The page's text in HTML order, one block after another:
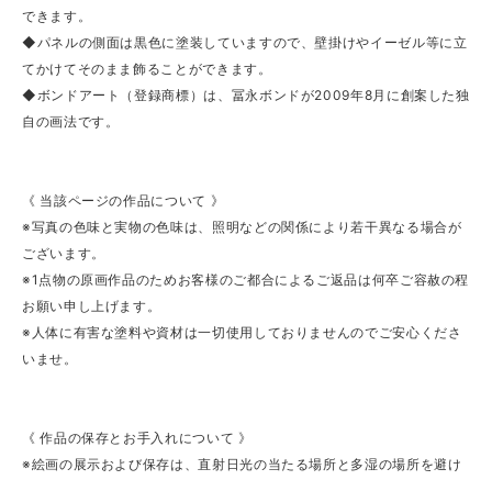
できます。
◆パネルの側面は黒色に塗装していますので、壁掛けやイーゼル等に立
てかけてそのまま飾ることができます。
◆ボンドアート（登録商標）は、冨永ボンドが2009年8月に創案した独
自の画法です。
《 当該ページの作品について 》
※写真の色味と実物の色味は、照明などの関係により若干異なる場合が
ございます。
※1点物の原画作品のためお客様のご都合によるご返品は何卒ご容赦の程
お願い申し上げます。
※人体に有害な塗料や資材は一切使用しておりませんのでご安心くださ
いませ。
《 作品の保存とお手入れについて 》
※絵画の展示および保存は、直射日光の当たる場所と多湿の場所を避け